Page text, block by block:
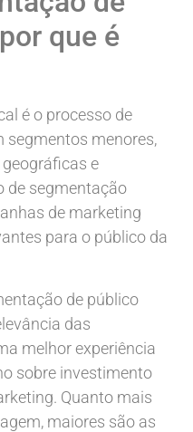
que é
é o processo de
segmentos menores,
e
de segmentação
de marketing
para o público da
de público
das
melhor experiência
sobre investimento
Quanto mais
maiores são as